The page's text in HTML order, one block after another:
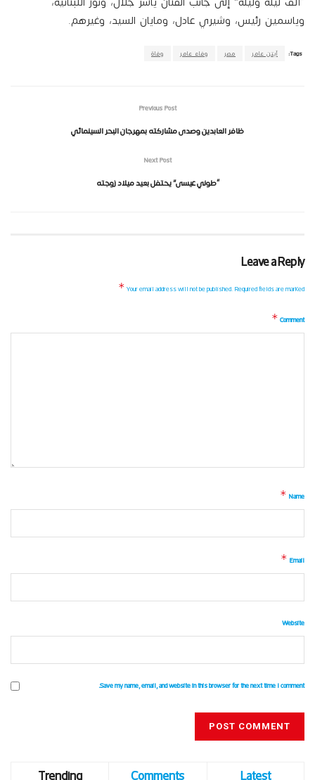
وياسمين رئيس، وشيري عادل، ومايان السيد، وغيرهم.
Tags: آيتن عامر مصر وفاء عامر وفاة
Previous Post
ظافر العابدين وصدى مشاركته بمهرجان البحر السينمائي
Next Post
“طوني عيسى” يحتفل بعيد ميلاد زوجته
Leave a Reply
Your email address will not be published.Required fields are marked
*
Comment
*
Name
*
Email
*
Website
Save my name, email, and website in this browser for the next time I comment.
Trending Comments Latest